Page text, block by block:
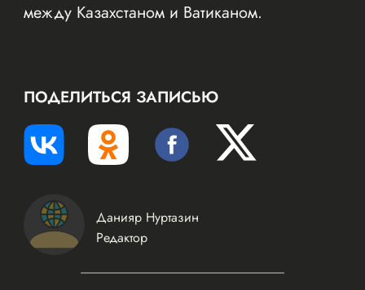
между Казахстаном и Ватиканом.
ПОДЕЛИТЬСЯ ЗАПИСЬЮ
Данияр Нуртазин
Редактор